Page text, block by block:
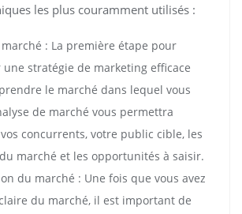
les plus couramment utilisés :
: La première étape pour
stratégie de marketing efficace
le marché dans lequel vous
de marché vous permettra
concurrents, votre public cible, les
marché et les opportunités à saisir.
du marché : Une fois que vous avez
du marché, il est important de